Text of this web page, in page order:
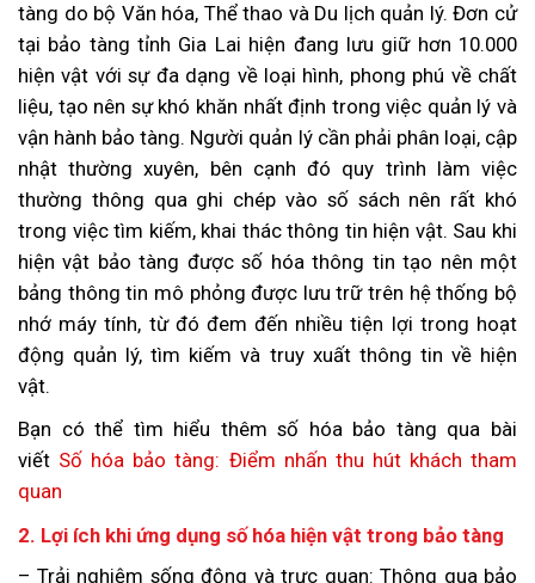
tàng do bộ Văn hóa, Thể thao và Du lịch quản lý. Đơn cử
tại bảo tàng tỉnh Gia Lai hiện đang lưu giữ hơn 10.000
hiện vật với sự đa dạng về loại hình, phong phú về chất
liệu, tạo nên sự khó khăn nhất định trong việc quản lý và
vận hành bảo tàng. Người quản lý cần phải phân loại, cập
nhật thường xuyên, bên cạnh đó quy trình làm việc
thường thông qua ghi chép vào số sách nên rất khó
trong việc tìm kiếm, khai thác thông tin hiện vật. Sau khi
hiện vật bảo tàng được số hóa thông tin tạo nên một
bảng thông tin mô phỏng được lưu trữ trên hệ thống bộ
nhớ máy tính, từ đó đem đến nhiều tiện lợi trong hoạt
động quản lý, tìm kiếm và truy xuất thông tin về hiện
vật.
Bạn có thể tìm hiểu thêm số hóa bảo tàng qua bài
viết Số hóa bảo tàng: Điểm nhấn thu hút khách tham
quan
2. Lợi ích khi ứng dụng số hóa hiện vật trong bảo tàng
– Trải nghiệm sống động và trực quan: Thông qua bảo